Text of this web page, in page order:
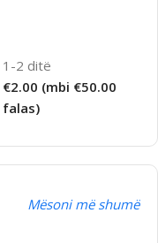
1-2 ditë
€2.00 (mbi €50.00
falas)
Mësoni më shumë